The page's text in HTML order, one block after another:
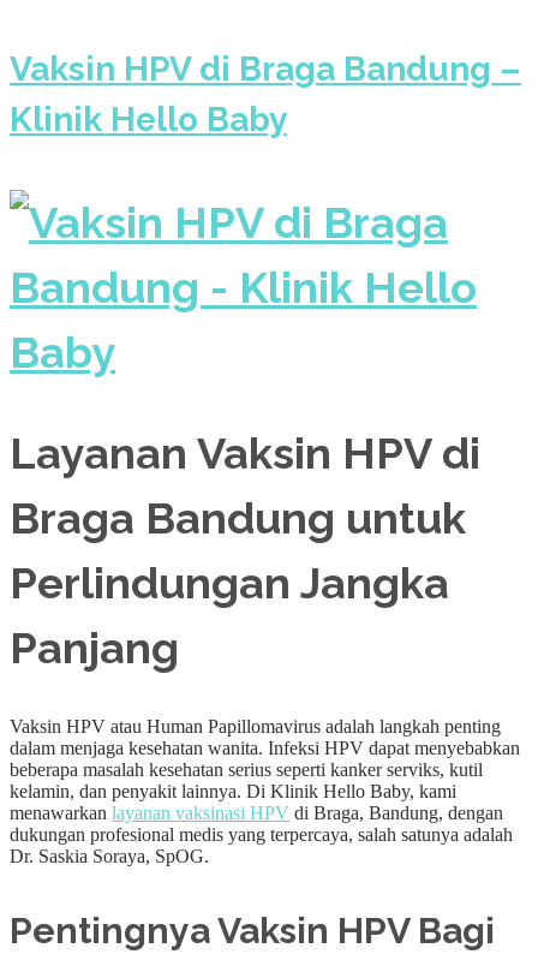
Vaksin HPV di Braga Bandung –
Klinik Hello Baby
Layanan Vaksin HPV di
Braga Bandung untuk
Perlindungan Jangka
Panjang
Vaksin HPV atau Human Papillomavirus adalah langkah penting
dalam menjaga kesehatan wanita. Infeksi HPV dapat menyebabkan
beberapa masalah kesehatan serius seperti kanker serviks, kutil
kelamin, dan penyakit lainnya. Di Klinik Hello Baby, kami
menawarkan layanan vaksinasi HPV di Braga, Bandung, dengan
dukungan profesional medis yang terpercaya, salah satunya adalah
Dr. Saskia Soraya, SpOG.
Pentingnya Vaksin HPV Bagi